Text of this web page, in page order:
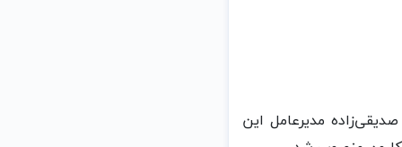
صدیقی‌زاده مدیرعامل این